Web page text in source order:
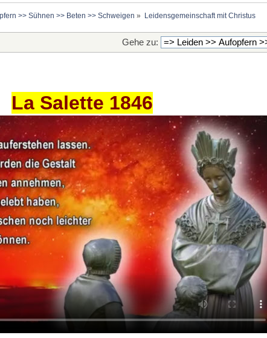
>> Sühnen >> Beten >> Schweigen » Leidensgemeinschaft mit Christus
Gehe zu:
La Salette 1846